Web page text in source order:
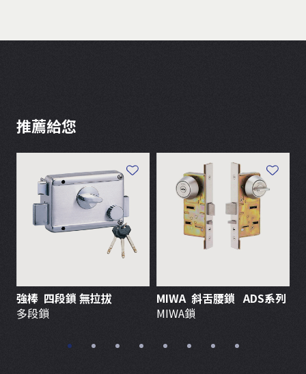
推薦給您
強棒 四段鎖 無拉拔
多段鎖
MIWA 斜舌腰鎖 ADS系列
MIWA鎖